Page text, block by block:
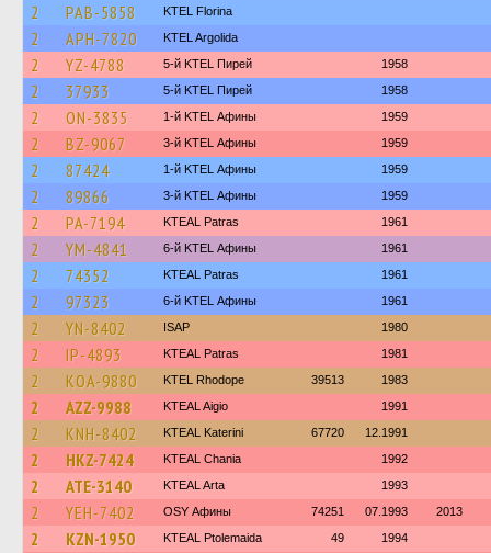
2 PAB-5858 KTEL Florina
2 APH-7820 KTEL Argolida
2 YZ-4788 5-й KTEL Пирей 1958
2 37933 5-й KTEL Пирей 1958
2 ON-3835 1-й KTEL Афины 1959
2 BZ-9067 3-й KTEL Афины 1959
2 87424 1-й KTEL Афины 1959
2 89866 3-й KTEL Афины 1959
2 PA-7194 KTEAL Patras 1961
2 YM-4841 6-й KTEL Афины 1961
2 74352 KTEAL Patras 1961
2 97323 6-й KTEL Афины 1961
2 YN-8402 ISAP 1980
2 IP-4893 KTEAL Patras 1981
2 KOA-9880 KTEL Rhodope 39513 1983
2 AZZ-9988 KTEAL Aigio 1991
2 KNH-8402 KTEAL Katerini 67720 12.1991
2 HKZ-7424 KTEAL Chania 1992
2 ATE-3140 KTEAL Arta 1993
2 YEH-7402 OSY Афины 74251 07.1993 2013
2 KZN-1950 KTEAL Ptolemaida 49 1994